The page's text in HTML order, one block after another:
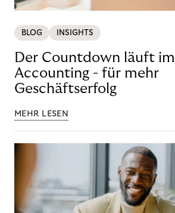
BLOG INSIGHTS
Der Countdown läuft im
Accounting - für mehr
Geschäftserfolg
MEHR LESEN